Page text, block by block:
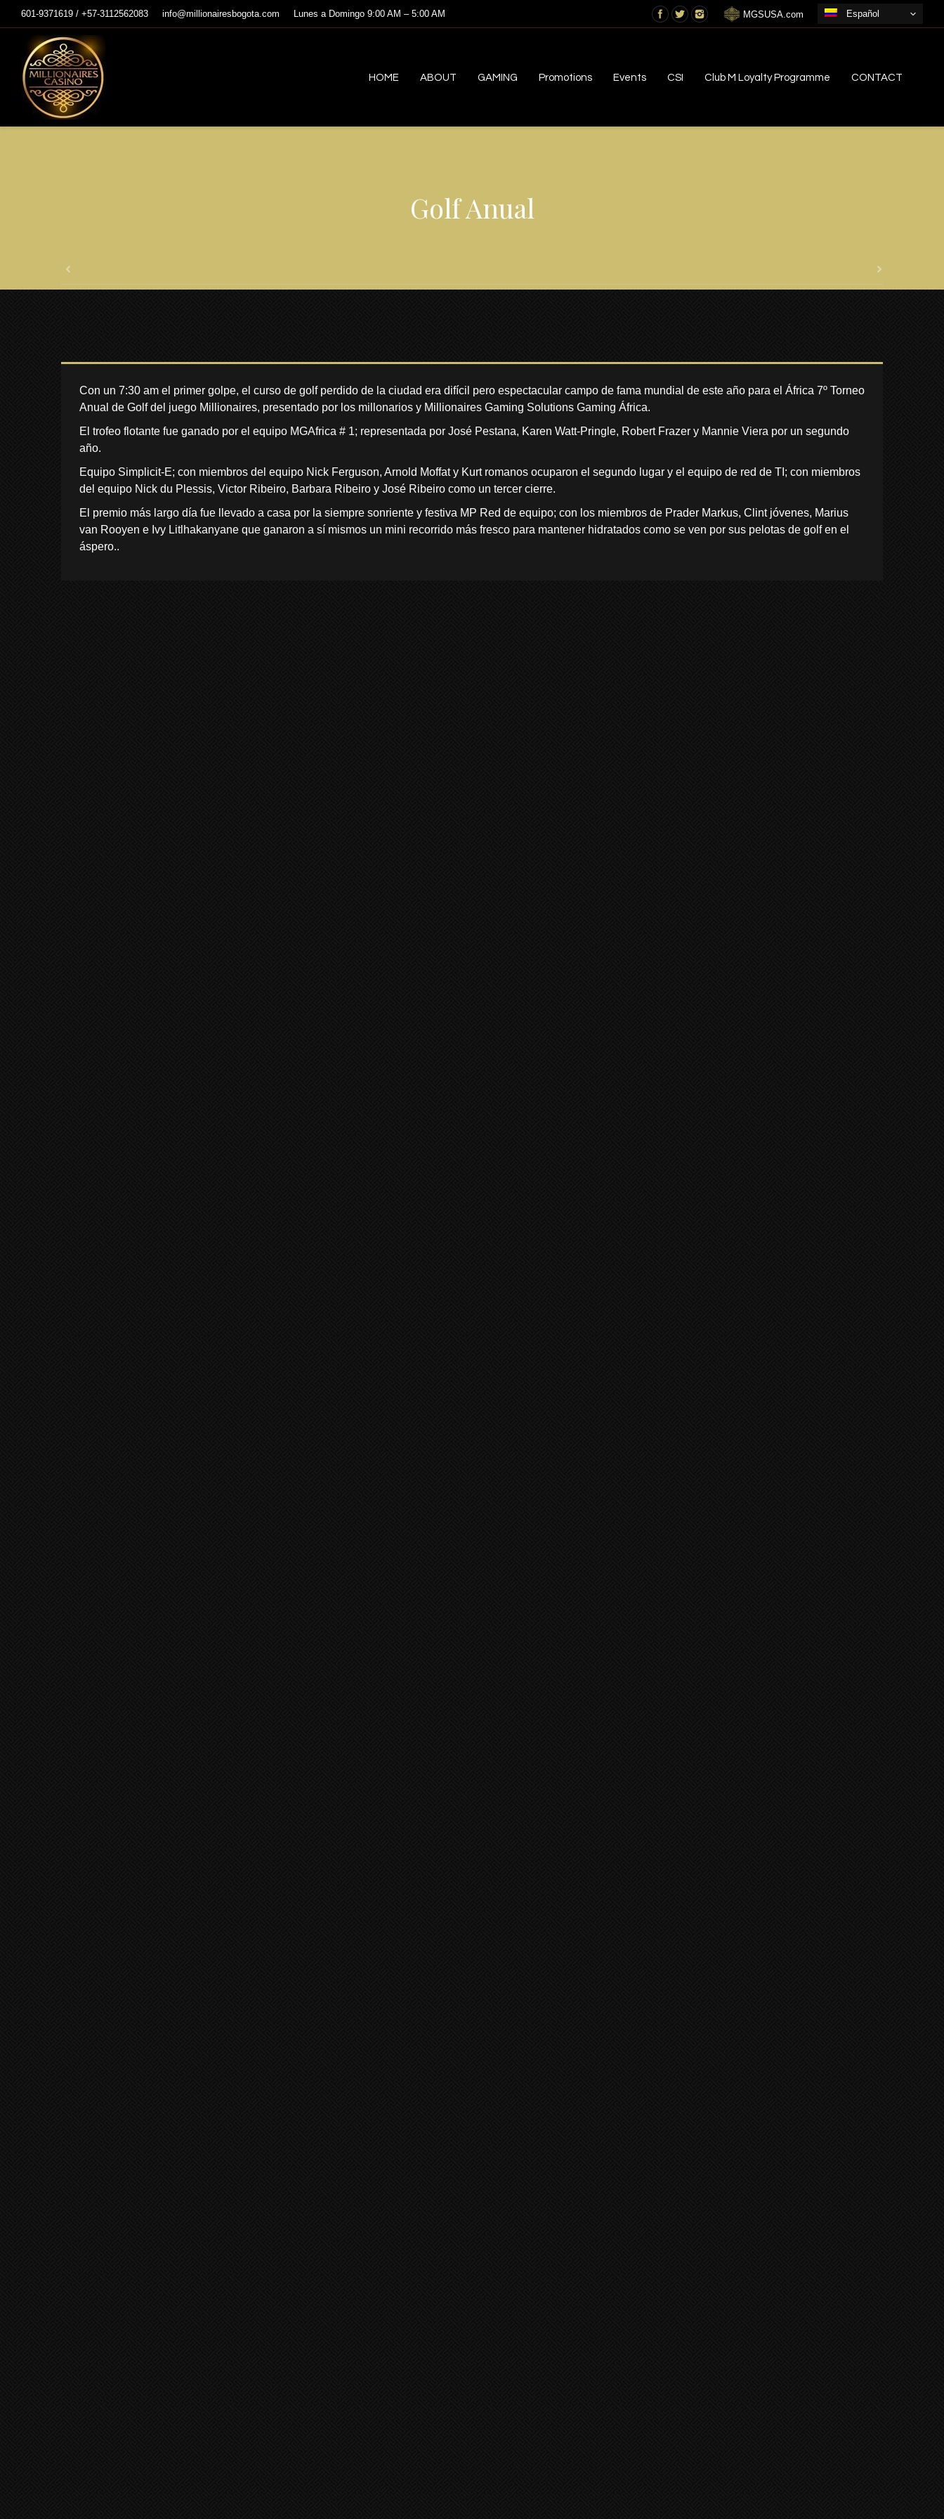
601-9371619 / +57-3112562083 info@millionairesbogota.com Lunes a Domingo 9:00 AM – 5:00 AM MGSUSA.com Español
HOME ABOUT GAMING Promotions Events CSI Club M Loyalty Programme CONTACT
Golf Anual
Con un 7:30 am el primer golpe, el curso de golf perdido de la ciudad era difícil pero espectacular campo de fama mundial de este año para el África 7º Torneo
Anual de Golf del juego Millionaires, presentado por los millonarios y Millionaires Gaming Solutions Gaming África.
El trofeo flotante fue ganado por el equipo MGAfrica # 1; representada por José Pestana, Karen Watt-Pringle, Robert Frazer y Mannie Viera por un segundo
año.
Equipo Simplicit-E; con miembros del equipo Nick Ferguson, Arnold Moffat y Kurt romanos ocuparon el segundo lugar y el equipo de red de TI; con miembros
del equipo Nick du Plessis, Victor Ribeiro, Barbara Ribeiro y José Ribeiro como un tercer cierre.
El premio más largo día fue llevado a casa por la siempre sonriente y festiva MP Red de equipo; con los miembros de Prader Markus, Clint jóvenes, Marius
van Rooyen e Ivy Litlhakanyane que ganaron a sí mismos un mini recorrido más fresco para mantener hidratados como se ven por sus pelotas de golf en el
áspero..